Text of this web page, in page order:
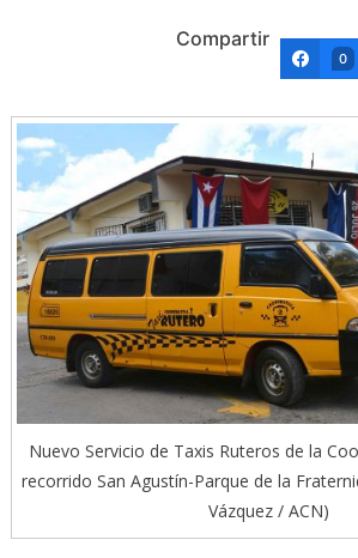
Compartir
0
Nuevo Servicio de Taxis Ruteros de la
recorrido San Agustín-Parque de la
Vázquez / ACN)